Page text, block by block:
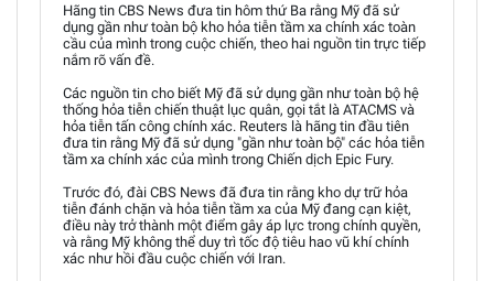
Hãng tin CBS News đưa tin hôm thứ Ba rằng Mỹ đã sử
dụng gần như toàn bộ kho hỏa tiễn tầm xa chính xác toàn
cầu của mình trong cuộc chiến, theo hai nguồn tin trực tiếp
nắm rõ vấn đề.
Các nguồn tin cho biết Mỹ đã sử dụng gần như toàn bộ hệ
thống hỏa tiễn chiến thuật lục quân, gọi tắt là ATACMS và
hỏa tiễn tấn công chính xác. Reuters là hãng tin đầu tiên
đưa tin rằng Mỹ đã sử dụng "gần như toàn bộ" các hỏa tiễn
tầm xa chính xác của mình trong Chiến dịch Epic Fury.
Trước đó, đài CBS News đã đưa tin rằng kho dự trữ hỏa
tiễn đánh chặn và hỏa tiễn tầm xa của Mỹ đang cạn kiệt,
điều này trở thành một điểm gây áp lực trong chính quyền,
và rằng Mỹ không thể duy trì tốc độ tiêu hao vũ khí chính
xác như hồi đầu cuộc chiến với Iran.